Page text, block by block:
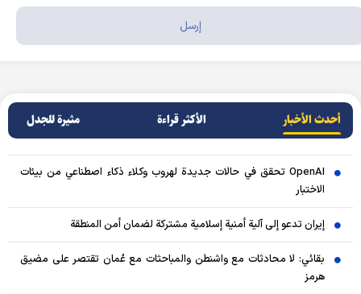
أحدث الأخبار الأکثر قراءة مثيرة للجدل
OpenAI تحقق في حالات جديدة لهروب وكلاء ذكاء اصطناعي من بيئات
الاختبار
إيران تدعو إلى آلية أمنية إسلامية مشتركة لضمان أمن المنطقة
بقائي: لا محادثات مع واشنطن والمباحثات مع عُمان تقتصر على مضيق
هرمز